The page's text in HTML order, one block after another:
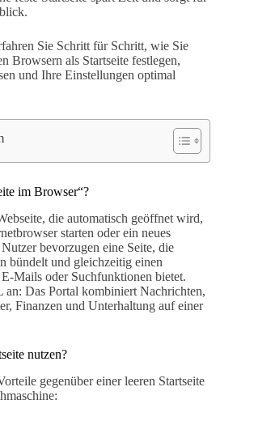
Sie Schritt für Schritt, wie Sie
Browsern als Startseite festlegen,
und Ihre Einstellungen optimal
im Browser“?
die automatisch geöffnet wird,
starten oder ein neues
bevorzugen eine Seite, die
bündelt und gleichzeitig einen
Mails oder Suchfunktionen bietet.
an: Das Portal kombiniert Nachrichten,
Finanzen und Unterhaltung auf einer
nutzen?
gegenüber einer leeren Startseite